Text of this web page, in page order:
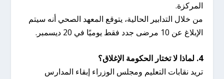
المركزة.
من خلال التدابير الحالية، يتوقع المعهد الصحي أنه سيتم
الإبلاغ عن 10 مرضى جدد فقط يوميًا في 20 ديسمبر.
4. لماذا لا تختار الحكومة الإغلاق؟
تريد نقابات التعليم ومجلس الوزراء إبقاء المدارس